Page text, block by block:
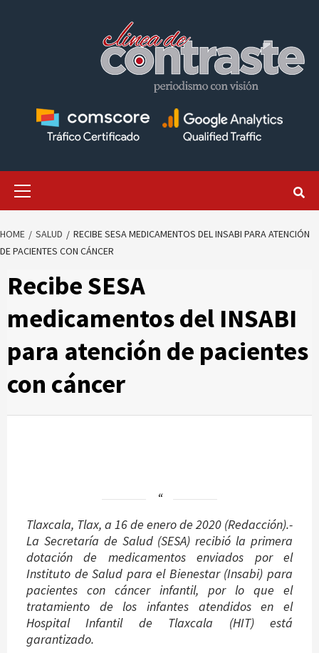
HOME SALUD
RECIBE SESA MEDICAMENTOS DEL INSABI PARA ATENCIÓN
DE PACIENTES CON CÁNCER
Recibe SESA
medicamentos del INSABI
para atención de pacientes
con cáncer
Tlaxcala, Tlax, a 16 de enero de 2020 (Redacción).-
La Secretaría de Salud (SESA) recibió la primera
dotación de medicamentos enviados por el
Instituto de Salud para el Bienestar (Insabi) para
pacientes con cáncer infantil, por lo que el
tratamiento de los infantes atendidos en el
Hospital Infantil de Tlaxcala (HIT) está
garantizado.